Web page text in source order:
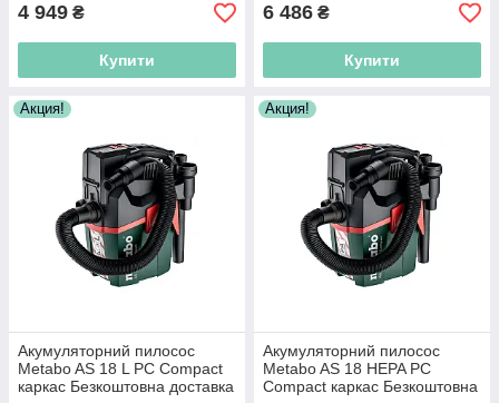
4 949 ₴
Купити
6 486 ₴
Купити
Акция!
Акумуляторний пилосос
Metabo AS 18 L PC Compact
каркас Безкоштовна доставка
Акция!
Акумуляторний пилосос
Metabo AS 18 HEPA PC
Compact каркас Безкоштовна